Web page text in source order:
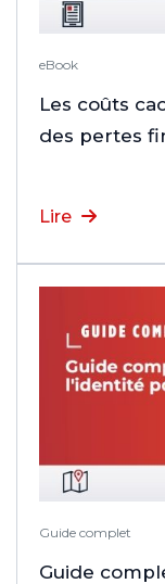
eBook
Les coûts
des pertes
Lire
Guide complet
Guide